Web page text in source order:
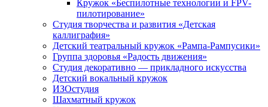
Кружок «Беспилотные технологии и FPV-
пилотирование»
Студия творчества и развития «Детская
каллиграфия»
Детский театральный кружок «Рампа-Рампусики»
Группа здоровья «Радость движения»
Студия декоративно — прикладного искусства
Детский вокальный кружок
ИЗОстудия
Шахматный кружок